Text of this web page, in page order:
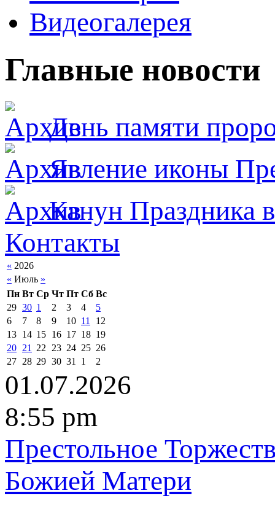
Видеогалерея
Главные новости
День памяти
Явлeние иконы
Канун Праздника
Контакты
« 2026
« Июль »
Пн Вт Ср Чт Пт Сб Вс
29 30 1 2 3 4
5
6
7 8 9 10 11
12
13 14 15 16 17 18 19
20 21 22 23 24 25 26
27 28 29 30 31 1 2
01.07.2026
8:55 pm
Престольное
Божией Матеpи